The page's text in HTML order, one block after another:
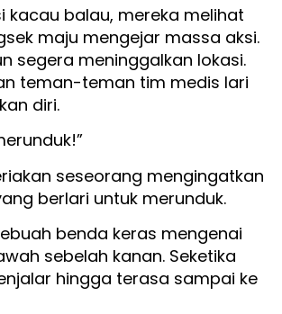
kacau balau, mereka melihat
maju mengejar massa aksi.
segera meninggalkan lokasi.
teman-teman tim medis lari
diri.
seseorang mengingatkan
berlari untuk merunduk.
benda keras mengenai
sebelah kanan. Seketika
hingga terasa sampai ke